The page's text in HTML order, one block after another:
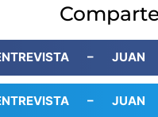
– JUAN
– JUAN